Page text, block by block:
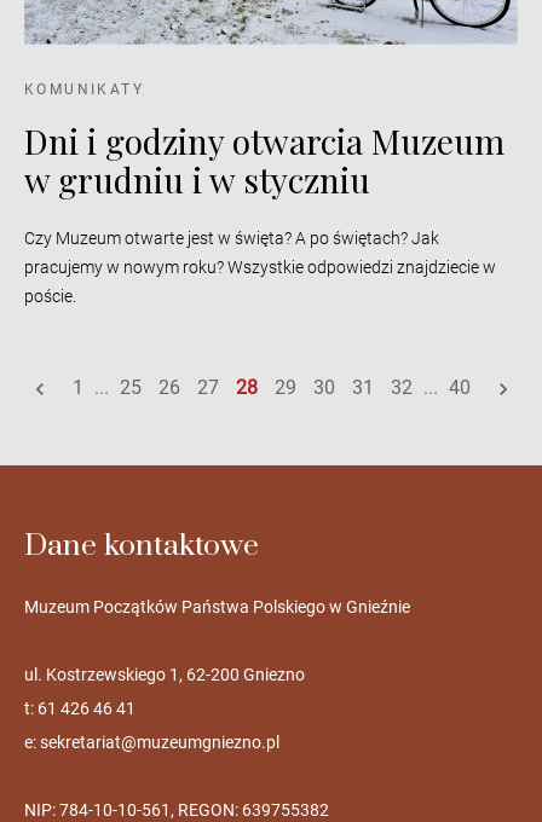
KOMUNIKATY
Dni i godziny otwarcia Muzeum
w grudniu i w styczniu
Czy Muzeum otwarte jest w święta? A po świętach? Jak
pracujemy w nowym roku? Wszystkie odpowiedzi znajdziecie w
poście.
1 ... 25 26 27 28 29 30 31 32 ... 40
Dane kontaktowe
Muzeum Początków Państwa Polskiego w Gnieźnie
ul. Kostrzewskiego 1, 62-200 Gniezno
t: 61 426 46 41
e:sekretariat@muzeumgniezno.pl
NIP: 784-10-10-561, REGON: 639755382